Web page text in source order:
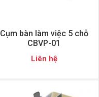
Cụm bàn làm việc 5 chỗ
CBVP-01
Liên hệ